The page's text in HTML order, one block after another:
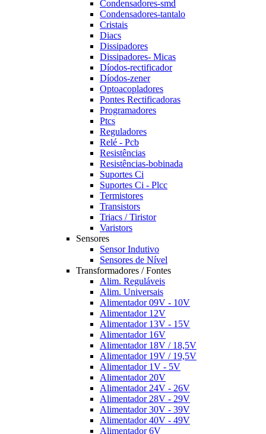
Condensadores-smd
Condensadores-tantalo
Cristais
Diacs
Dissipadores
Dissipadores- Micas
Díodos-rectificador
Díodos-zener
Optoacopladores
Pontes Rectificadoras
Programadores
Ptcs
Reguladores
Relé - Pcb
Resistências
Resistências-bobinada
Suportes Ci
Suportes Ci - Plcc
Termistores
Transistors
Triacs / Tiristor
Varistors
Sensores
Sensor Indutivo
Sensores de Nível
Transformadores / Fontes
Alim. Reguláveis
Alim. Universais
Alimentador 09V - 10V
Alimentador 12V
Alimentador 13V - 15V
Alimentador 16V
Alimentador 18V / 18,5V
Alimentador 19V / 19,5V
Alimentador 1V - 5V
Alimentador 20V
Alimentador 24V - 26V
Alimentador 28V - 29V
Alimentador 30V - 39V
Alimentador 40V - 49V
Alimentador 6V